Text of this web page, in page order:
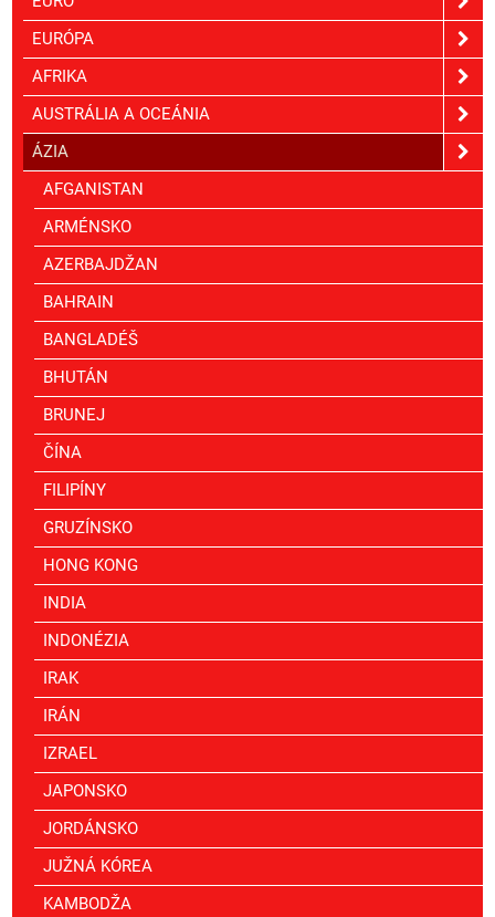
EURÓPA
AFRIKA
AUSTRÁLIA A OCEÁNIA
ÁZIA
AFGANISTAN
ARMÉNSKO
AZERBAJDŽAN
BAHRAIN
BANGLADÉŠ
BHUTÁN
BRUNEJ
ČÍNA
FILIPÍNY
GRUZÍNSKO
HONG KONG
INDIA
INDONÉZIA
IRAK
IRÁN
IZRAEL
JAPONSKO
JORDÁNSKO
JUŽNÁ KÓREA
KAMBODŽA